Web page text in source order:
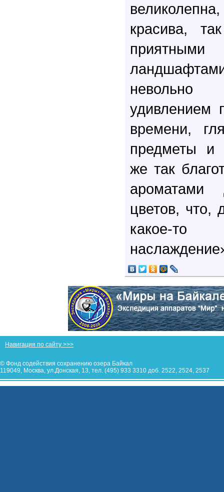
красива,
невольно
удивлением
времени,
предметы и
же так
цветов, что,
какое-
Навигация по сайту >>>
© Фонд содействия сохранению озера Байкал
119049, Москва, ул.Донская, 13, тел. (495) 933 3310 доб. 2522, 2524, 2537